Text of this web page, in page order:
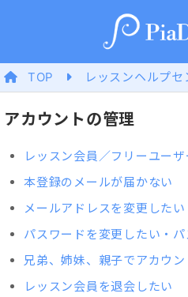
TOP レッスンヘルプセ
アカウントの管理
レッスン会員／フリーユーザ
本登録のメールが届かない
メールアドレスを変更したい
パスワードを変更したい・
兄弟、姉妹、親子でアカウ
レッスン会員を退会したい